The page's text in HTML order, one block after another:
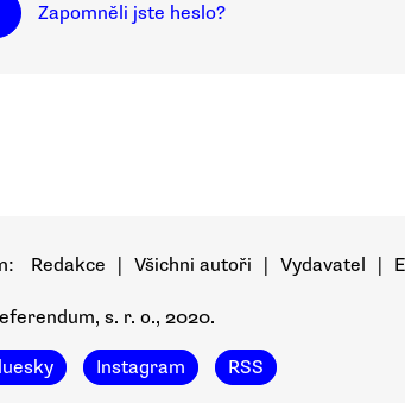
Zapomněli jste heslo?
Redakce Všichni autoři Vydavatel
s. r. o., 2020.
Instagram RSS